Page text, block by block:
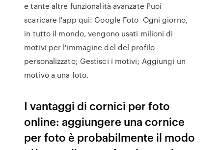
e tante altre funzionalità avanzate Puoi
scaricare l'app qui: Google Foto Ogni giorno,
in tutto il mondo, vengono usati milioni di
motivi per l'immagine del del profilo
personalizzato; Gestisci i motivi; Aggiungi un
motivo a una foto.
I vantaggi di cornici per foto
online: aggiungere una cornice
per foto è probabilmente il modo